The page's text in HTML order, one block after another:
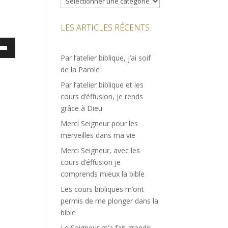
LES ARTICLES RÉCENTS
Par l’atelier biblique, j’ai soif
de la Parole
Par l’atelier biblique et les
cours d’éffusion, je rends
grâce à Dieu
Merci Seigneur pour les
merveilles dans ma vie
Merci Seigneur, avec les
cours d’éffusion je
comprends mieux la bible
Les cours bibliques m’ont
permis de me plonger dans la
bible